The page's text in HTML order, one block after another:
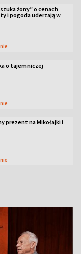
żony” o cenach
i pogoda uderzają w
o tajemniczej
prezent na Mikołajki i